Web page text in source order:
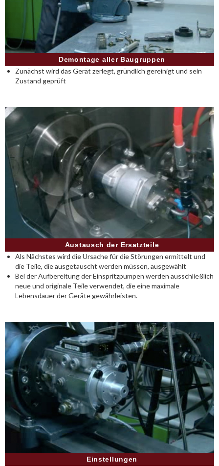
Demontage aller Baugruppen
Zunächst wird das Gerät zerlegt, gründlich gereinigt und sein
Zustand geprüft
Austausch der Ersatzteile
Als Nächstes wird die Ursache für die Störungen ermittelt und
die Teile, die ausgetauscht werden müssen, ausgewählt
Bei der Aufbereitung der Einspritzpumpen werden ausschließlich
neue und originale Teile verwendet, die eine maximale
Lebensdauer der Geräte gewährleisten.
Einstellungen